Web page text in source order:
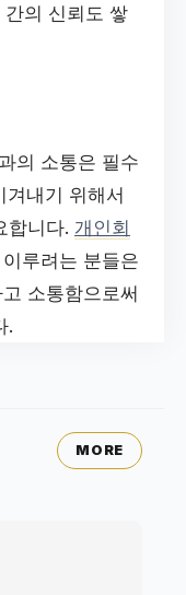
의 신뢰도 쌓
의 소통은 필수
겨내기 위해서
합니다. 개인회
루려는 분들은
소통함으로써
.
MORE